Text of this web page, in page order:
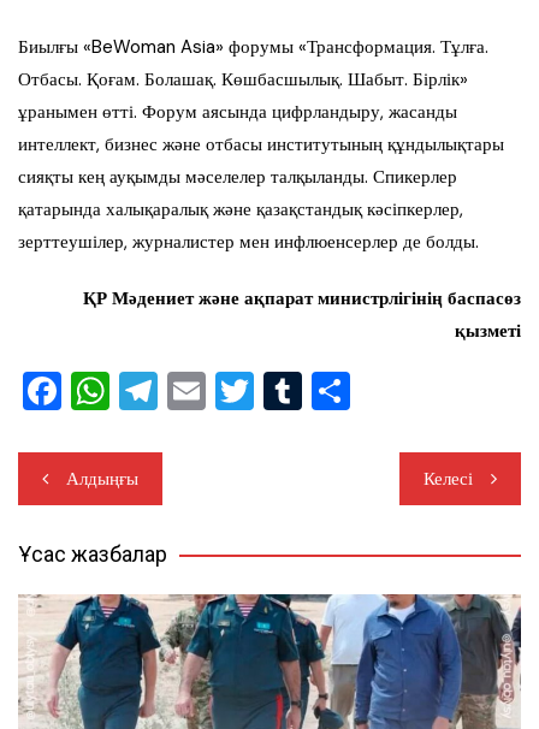
Биылғы «BeWoman Asia» форумы «Трансформация. Тұлға.
Отбасы. Қоғам. Болашақ. Көшбасшылық. Шабыт. Бірлік»
ұранымен өтті. Форум аясында цифрландыру, жасанды
интеллект, бизнес және отбасы институтының құндылықтары
сияқты кең ауқымды мәселелер талқыланды. Спикерлер
қатарында халықаралық және қазақстандық кәсіпкерлер,
зерттеушілер, журналистер мен инфлюенсерлер де болды.
ҚР Мәдениет және ақпарат министрлігінің баспасөз
қызметі
F
c
e
b
o
o
k
W
at
s
A
p
p
T
e
gr
a
m
E T T
r
Жазба
навигациясы
Алдыңғы Келесі
Ұқсас жазбалар